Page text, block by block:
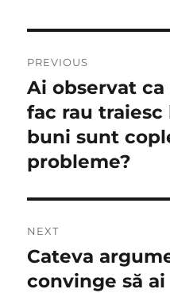
în
articole
PREVIOUS
Previous
post:
Ai observat
fac rau
buni sunt
probleme?
NEXT
Next
post:
Cateva
convinge să